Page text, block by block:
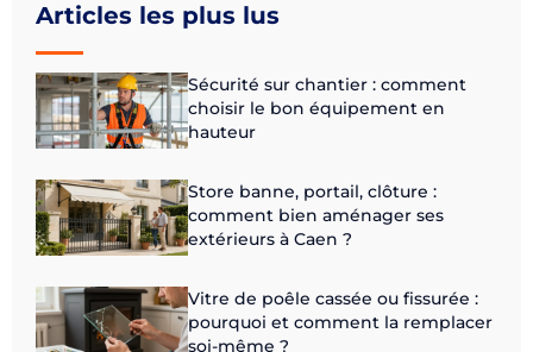
Articles les plus lus
Sécurité sur chantier : comment
choisir le bon équipement en
hauteur
Store banne, portail, clôture :
comment bien aménager ses
extérieurs à Caen ?
Vitre de poêle cassée ou fissurée :
pourquoi et comment la remplacer
soi-même ?